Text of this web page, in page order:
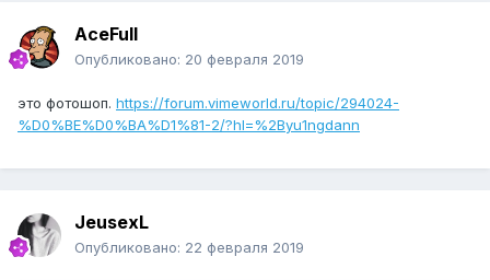
AceFull
Опубликовано: 20 февраля 2019
это фотошоп. https://forum.vimeworld.ru/topic/294024-
%D0%BE%D0%BA%D1%81-2/?hl=%2Byu1ngdann
JeusexL
Опубликовано: 22 февраля 2019